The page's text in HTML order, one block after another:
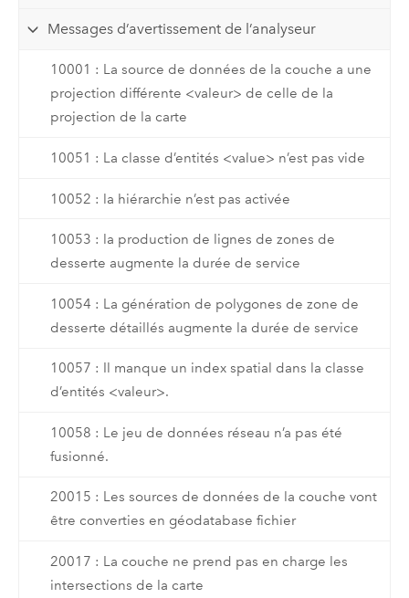
Messages d’avertissement de l’analyseur
10001 : La source de données de la couche a une
projection différente <valeur> de celle de la
projection de la carte
10051 : La classe d’entités <value> n’est pas vide
10052 : la hiérarchie n’est pas activée
10053 : la production de lignes de zones de
desserte augmente la durée de service
10054 : La génération de polygones de zone de
desserte détaillés augmente la durée de service
10057 : Il manque un index spatial dans la classe
d’entités <valeur>.
10058 : Le jeu de données réseau n’a pas été
fusionné.
20015 : Les sources de données de la couche vont
être converties en géodatabase fichier
20017 : La couche ne prend pas en charge les
intersections de la carte